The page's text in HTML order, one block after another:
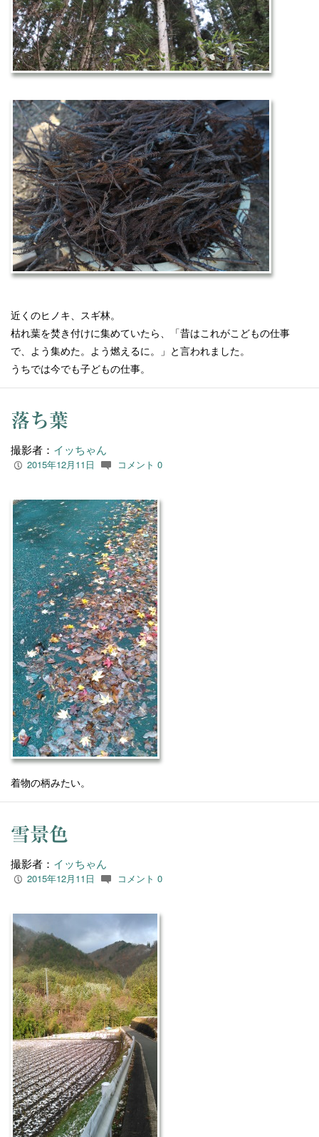
近くのヒノキ、スギ林。
枯れ葉を焚き付けに集めていたら、「昔はこれがこどもの仕事
で、よう集めた。よう燃えるに。」 と言われました。
うちでは今でも子どもの仕事。
落ち葉
撮影者： イッちゃん
P 2015年12月11日 c コメント 0
着物の柄みたい。
雪景色
撮影者： イッちゃん
P 2015年12月11日 c コメント 0